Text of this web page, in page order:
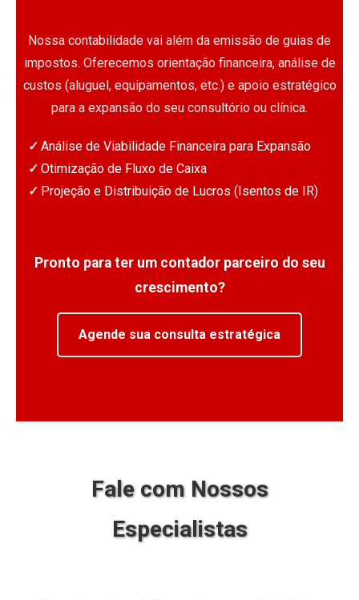
Nossa contabilidade vai além da emissão de guias de
impostos. Oferecemos orientação financeira, análise de
custos (aluguel, equipamentos, etc.) e apoio estratégico
para a expansão do seu consultório ou clínica.
Análise de Viabilidade Financeira para Expansão
Otimização de Fluxo de Caixa
Projeção e Distribuição de Lucros (Isentos de IR)
Pronto para ter um contador parceiro do seu
crescimento?
Agende sua consulta estratégica
Fale com Nossos
Especialistas